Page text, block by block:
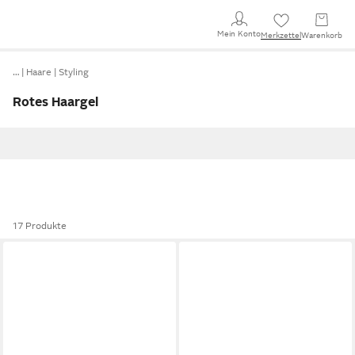
Mein KontoMerkzettel Warenkorb
… Haare Styling
Rotes Haargel
17 Produkte